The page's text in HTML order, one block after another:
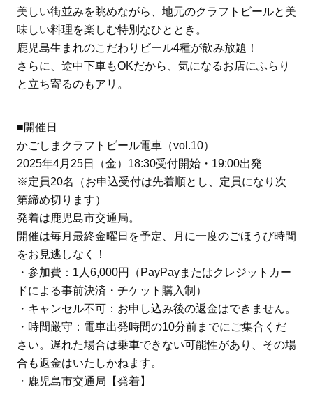
美しい街並みを眺めながら、地元のクラフトビールと美
味しい料理を楽しむ特別なひととき。
鹿児島生まれのこだわりビール4種が飲み放題！
さらに、途中下車もOKだから、気になるお店にふらり
と立ち寄るのもアリ。
■開催日
かごしまクラフトビール電車（vol.10）
2025年4月25日（金）18:30受付開始・19:00出発
※定員20名（お申込受付は先着順とし、定員になり次
第締め切ります）
発着は鹿児島市交通局。
開催は毎月最終金曜日を予定、月に一度のごほうび時間
をお見逃しなく！
・参加費：1人6,000円（PayPayまたはクレジットカー
ドによる事前決済・チケット購入制）
・キャンセル不可：お申し込み後の返金はできません。
・時間厳守：電車出発時間の10分前までにご集合くだ
さい。遅れた場合は乗車できない可能性があり、その場
合も返金はいたしかねます。
・鹿児島市交通局【発着】